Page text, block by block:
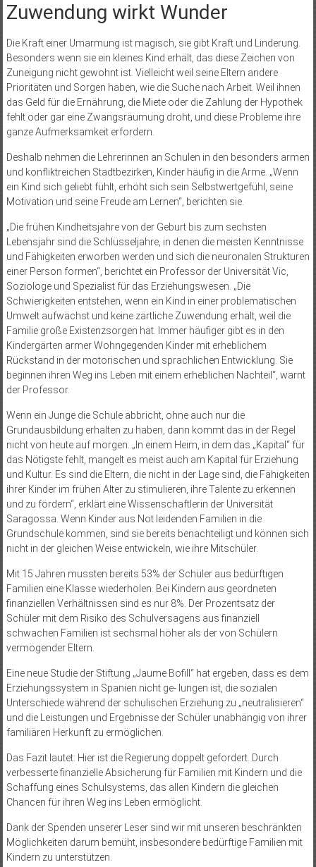
Zuwendung wirkt Wunder
Die Kraft einer Umarmung ist magisch, sie gibt Kraft und Linderung.
Besonders wenn sie ein kleines Kind erhält, das diese Zeichen von
Zuneigung nicht gewohnt ist. Vielleicht weil seine Eltern andere
Prioritäten und Sorgen haben, wie die Suche nach Arbeit. Weil ihnen
das Geld für die Ernährung, die Miete oder die Zahlung der Hypothek
fehlt oder gar eine Zwangsräumung droht, und diese Probleme ihre
ganze Aufmerksamkeit erfordern.
Deshalb nehmen die Lehrerinnen an Schulen in den besonders armen
und konfliktreichen Stadtbezirken, Kinder häufig in die Arme. „Wenn
ein Kind sich geliebt fühlt, erhöht sich sein Selbstwertgefühl, seine
Motivation und seine Freude am Lernen“, berichten sie.
„Die frühen Kindheitsjahre von der Geburt bis zum sechsten
Lebensjahr sind die Schlüsseljahre, in denen die meisten Kenntnisse
und Fähigkeiten erworben werden und sich die neuronalen Strukturen
einer Person formen“, berichtet ein Professor der Universität Vic,
Soziologe und Spezialist für das Erziehungswesen. „Die
Schwierigkeiten entstehen, wenn ein Kind in einer problematischen
Umwelt aufwächst und keine zärtliche Zuwendung erhält, weil die
Familie große Existenzsorgen hat. Immer häufiger gibt es in den
Kindergärten armer Wohngegenden Kinder mit erheblichem
Rückstand in der motorischen und sprachlichen Entwicklung. Sie
beginnen ihren Weg ins Leben mit einem erheblichen Nachteil“, warnt
der Professor.
Wenn ein Junge die Schule abbricht, ohne auch nur die
Grundausbildung erhalten zu haben, dann kommt das in der Regel
nicht von heute auf morgen. „In einem Heim, in dem das „Kapital“ für
das Nötigste fehlt, mangelt es meist auch am Kapital für Erziehung
und Kultur. Es sind die Eltern, die nicht in der Lage sind, die Fähigkeiten
ihrer Kinder im frühen Alter zu stimulieren, ihre Talente zu erkennen
und zu fördern“, erklärt eine Wissenschaftlerin der Universität
Saragossa. Wenn Kinder aus Not leidenden Familien in die
Grundschule kommen, sind sie bereits benachteiligt und können sich
nicht in der gleichen Weise entwickeln, wie ihre Mitschüler.
Mit 15 Jahren mussten bereits 53% der Schüler aus bedürftigen
Familien eine Klasse wiederholen. Bei Kindern aus geordneten
finanziellen Verhältnissen sind es nur 8%. Der Prozentsatz der
Schüler mit dem Risiko des Schulversagens aus finanziell
schwachen Familien ist sechsmal höher als der von Schülern
vermögender Eltern.
Eine neue Studie der Stiftung „Jaume Bofill“ hat ergeben, dass es dem
Erziehungssystem in Spanien nicht ge- lungen ist, die sozialen
Unterschiede während der schulischen Erziehung zu „neutralisieren“
und die Leistungen und Ergebnisse der Schüler unabhängig von ihrer
familiären Herkunft zu ermöglichen.
Das Fazit lautet: Hier ist die Regierung doppelt gefordert. Durch
verbesserte finanzielle Absicherung für Familien mit Kindern und die
Schaffung eines Schulsystems, das allen Kindern die gleichen
Chancen für ihren Weg ins Leben ermöglicht.
Dank der Spenden unserer Leser sind wir mit unseren beschränkten
Möglichkeiten darum bemüht, insbesondere bedürftige Familien mit
Kindern zu unterstützen.